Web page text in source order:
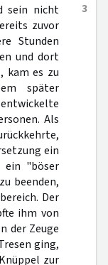
3
sein nicht
zuvor
Stunden
und dort
kam es zu
später
Als
ein
ein "böser
beenden,
Der
ihm von
der Zeuge
ging,
zur